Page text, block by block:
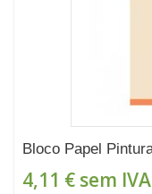
Bloco Papel
4,11 € sem IVA